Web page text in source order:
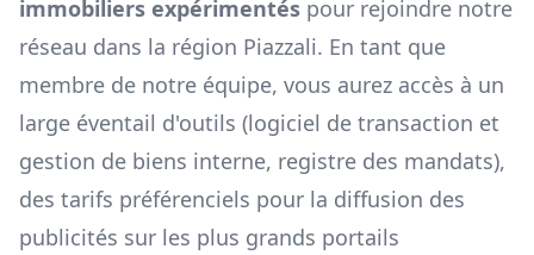
immobiliers expérimentés pour rejoindre notre
réseau dans la région Piazzali. En tant que
membre de notre équipe, vous aurez accès à un
large éventail d'outils (logiciel de transaction et
gestion de biens interne, registre des mandats),
des tarifs préférenciels pour la diffusion des
publicités sur les plus grands portails